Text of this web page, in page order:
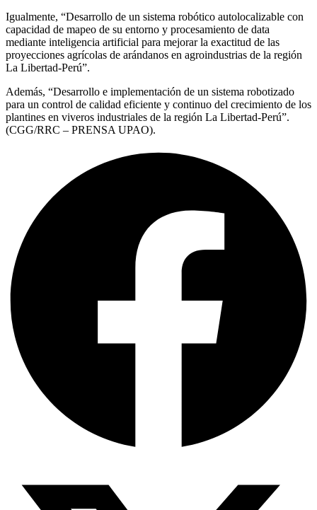
Igualmente, “Desarrollo de un sistema robótico autolocalizable con
capacidad de mapeo de su entorno y procesamiento de data
mediante inteligencia artificial para mejorar la exactitud de las
proyecciones agrícolas de arándanos en agroindustrias de la región
La Libertad-Perú”.
Además, “Desarrollo e implementación de un sistema robotizado
para un control de calidad eficiente y continuo del crecimiento de los
plantines en viveros industriales de la región La Libertad-Perú”.
(CGG/RRC – PRENSA UPAO).